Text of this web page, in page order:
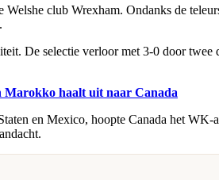
club Wrexham. Ondanks de
De selectie verloor met 3-0 door
Marokko haalt uit naar Canada
en Mexico, hoopte Canada het